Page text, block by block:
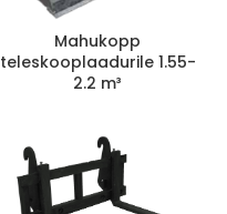
Mahukopp
teleskooplaadurile 1.55-
2.2 m³